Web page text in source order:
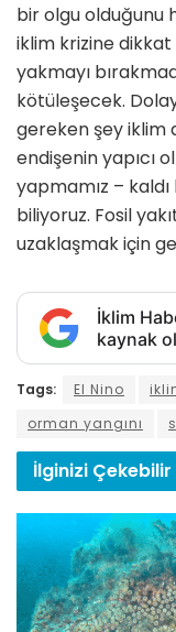
bir olgu olduğunu
iklim krizine dikkat
yakmayı
kötüleşecek.
gereken şey iklim
endişenin yapıcı
yapmamız –
biliyoruz. Fosil
uzaklaşmak için
İklim
kaynak
Tags: El Nino
orman yangını
İlginizi Çekebilir